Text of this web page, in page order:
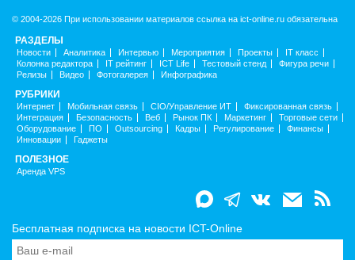
© 2004-2026 При использовании материалов ссылка на ict-online.ru обязательна
РАЗДЕЛЫ
Новости Аналитика Интервью Мероприятия Проекты
IT класс
Колонка редактора
IT рейтинг ICT Life Тестовый стенд
Фигура речи
Релизы
Видео Фотогалерея Инфографика
РУБРИКИ
Интернет Мобильная связь CIO/Управление ИТ
Фиксированная связь
Интеграция
Безопасность Веб Рынок ПК Маркетинг
Торговые сети
Оборудование
ПО Outsourcing Кадры Регулирование
Финансы
Инновации
Гаджеты
ПОЛЕЗНОЕ
Аренда VPS
Бесплатная подписка на новости ICT-Online